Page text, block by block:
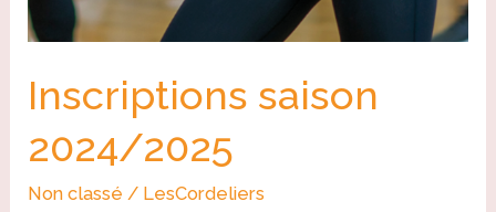
Inscriptions saison
2024/2025
Non classé / LesCordeliers